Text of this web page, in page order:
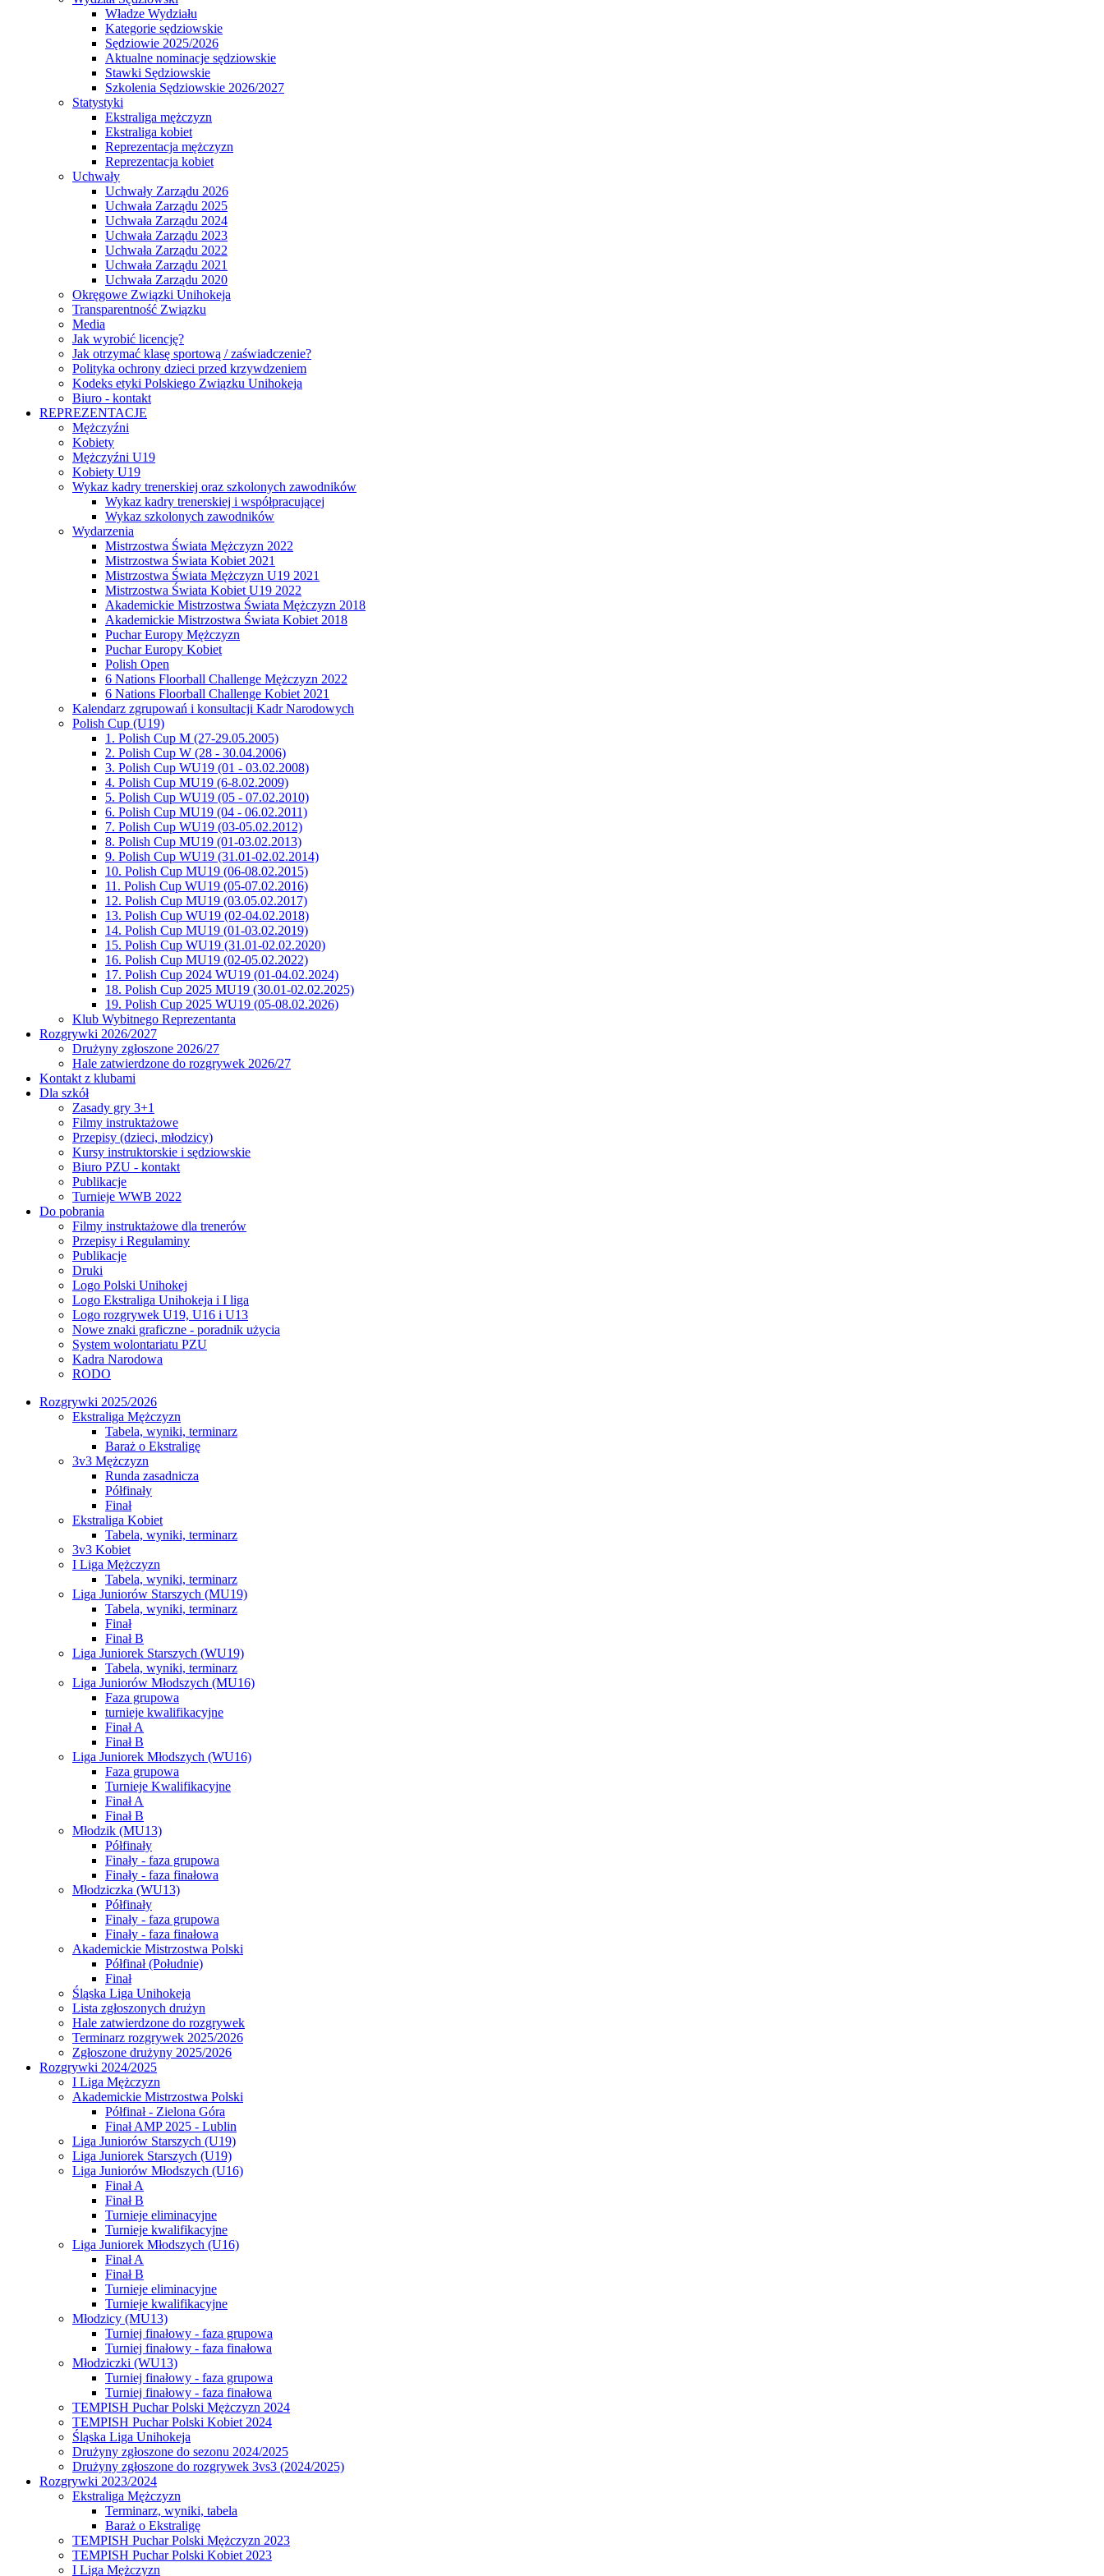
Władze Wydziału
Kategorie sędziowskie
Sędziowie 2025/2026
Aktualne nominacje sędziowskie
Stawki Sędziowskie
Szkolenia Sędziowskie 2026/2027
Statystyki
Ekstraliga mężczyzn
Ekstraliga kobiet
Reprezentacja mężczyzn
Reprezentacja kobiet
Uchwały
Uchwały Zarządu 2026
Uchwała Zarządu 2025
Uchwała Zarządu 2024
Uchwała Zarządu 2023
Uchwała Zarządu 2022
Uchwała Zarządu 2021
Uchwała Zarządu 2020
Okręgowe Związki Unihokeja
Transparentność Związku
Media
Jak wyrobić licencję?
Jak otrzymać klasę sportową / zaświadczenie?
Polityka ochrony dzieci przed krzywdzeniem
Kodeks etyki Polskiego Związku Unihokeja
Biuro - kontakt
REPREZENTACJE
Mężczyźni
Kobiety
Mężczyźni U19
Kobiety U19
Wykaz kadry trenerskiej oraz szkolonych zawodników
Wykaz kadry trenerskiej i współpracującej
Wykaz szkolonych zawodników
Wydarzenia
Mistrzostwa Świata Mężczyzn 2022
Mistrzostwa Świata Kobiet 2021
Mistrzostwa Świata Mężczyzn U19 2021
Mistrzostwa Świata Kobiet U19 2022
Akademickie Mistrzostwa Świata Mężczyzn 2018
Akademickie Mistrzostwa Świata Kobiet 2018
Puchar Europy Mężczyzn
Puchar Europy Kobiet
Polish Open
6 Nations Floorball Challenge Mężczyzn 2022
6 Nations Floorball Challenge Kobiet 2021
Kalendarz zgrupowań i konsultacji Kadr Narodowych
Polish Cup (U19)
1. Polish Cup M (27-29.05.2005)
2. Polish Cup W (28 - 30.04.2006)
3. Polish Cup WU19 (01 - 03.02.2008)
4. Polish Cup MU19 (6-8.02.2009)
5. Polish Cup WU19 (05 - 07.02.2010)
6. Polish Cup MU19 (04 - 06.02.2011)
7. Polish Cup WU19 (03-05.02.2012)
8. Polish Cup MU19 (01-03.02.2013)
9. Polish Cup WU19 (31.01-02.02.2014)
10. Polish Cup MU19 (06-08.02.2015)
11. Polish Cup WU19 (05-07.02.2016)
12. Polish Cup MU19 (03.05.02.2017)
13. Polish Cup WU19 (02-04.02.2018)
14. Polish Cup MU19 (01-03.02.2019)
15. Polish Cup WU19 (31.01-02.02.2020)
16. Polish Cup MU19 (02-05.02.2022)
17. Polish Cup 2024 WU19 (01-04.02.2024)
18. Polish Cup 2025 MU19 (30.01-02.02.2025)
19. Polish Cup 2025 WU19 (05-08.02.2026)
Klub Wybitnego Reprezentanta
Rozgrywki 2026/2027
Drużyny zgłoszone 2026/27
Hale zatwierdzone do rozgrywek 2026/27
Kontakt z klubami
Dla szkół
Zasady gry 3+1
Filmy instruktażowe
Przepisy (dzieci, młodzicy)
Kursy instruktorskie i sędziowskie
Biuro PZU - kontakt
Publikacje
Turnieje WWB 2022
Do pobrania
Filmy instruktażowe dla trenerów
Przepisy i Regulaminy
Publikacje
Druki
Logo Polski Unihokej
Logo Ekstraliga Unihokeja i I liga
Logo rozgrywek U19, U16 i U13
Nowe znaki graficzne - poradnik użycia
System wolontariatu PZU
Kadra Narodowa
RODO
Rozgrywki 2025/2026
Ekstraliga Mężczyzn
Tabela, wyniki, terminarz
Baraż o Ekstraligę
3v3 Mężczyzn
Runda zasadnicza
Półfinały
Finał
Ekstraliga Kobiet
Tabela, wyniki, terminarz
3v3 Kobiet
I Liga Mężczyzn
Tabela, wyniki, terminarz
Liga Juniorów Starszych (MU19)
Tabela, wyniki, terminarz
Finał
Finał B
Liga Juniorek Starszych (WU19)
Tabela, wyniki, terminarz
Liga Juniorów Młodszych (MU16)
Faza grupowa
turnieje kwalifikacyjne
Finał A
Finał B
Liga Juniorek Młodszych (WU16)
Faza grupowa
Turnieje Kwalifikacyjne
Finał A
Finał B
Młodzik (MU13)
Półfinały
Finały - faza grupowa
Finały - faza finałowa
Młodziczka (WU13)
Półfinały
Finały - faza grupowa
Finały - faza finałowa
Akademickie Mistrzostwa Polski
Półfinał (Południe)
Finał
Śląska Liga Unihokeja
Lista zgłoszonych drużyn
Hale zatwierdzone do rozgrywek
Terminarz rozgrywek 2025/2026
Zgłoszone drużyny 2025/2026
Rozgrywki 2024/2025
I Liga Mężczyzn
Akademickie Mistrzostwa Polski
Półfinał - Zielona Góra
Finał AMP 2025 - Lublin
Liga Juniorów Starszych (U19)
Liga Juniorek Starszych (U19)
Liga Juniorów Młodszych (U16)
Finał A
Finał B
Turnieje eliminacyjne
Turnieje kwalifikacyjne
Liga Juniorek Młodszych (U16)
Finał A
Finał B
Turnieje eliminacyjne
Turnieje kwalifikacyjne
Młodzicy (MU13)
Turniej finałowy - faza grupowa
Turniej finałowy - faza finałowa
Młodziczki (WU13)
Turniej finałowy - faza grupowa
Turniej finałowy - faza finałowa
TEMPISH Puchar Polski Mężczyzn 2024
TEMPISH Puchar Polski Kobiet 2024
Śląska Liga Unihokeja
Drużyny zgłoszone do sezonu 2024/2025
Drużyny zgłoszone do rozgrywek 3vs3 (2024/2025)
Rozgrywki 2023/2024
Ekstraliga Mężczyzn
Terminarz, wyniki, tabela
Baraż o Ekstraligę
TEMPISH Puchar Polski Mężczyzn 2023
TEMPISH Puchar Polski Kobiet 2023
I Liga Mężczyzn